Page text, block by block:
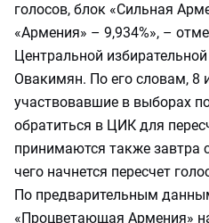
голосов, блок «Сильная
«Армения» – 9,934%», –
Центральной
Овакимян. По его словам, 8
участвовавшие в выборах
обратиться в ЦИК для
принимаются также завтра
чего начнется пересчет
По предварительным
«Процветающая Армения»